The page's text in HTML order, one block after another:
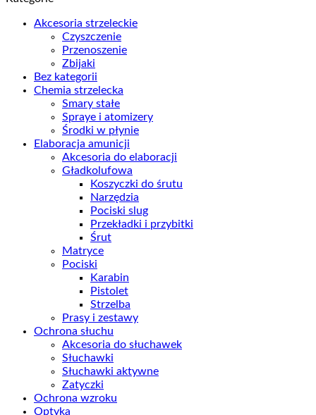
Akcesoria strzeleckie
Czyszczenie
Przenoszenie
Zbijaki
Bez kategorii
Chemia strzelecka
Smary stałe
Spraye i atomizery
Środki w płynie
Elaboracja amunicji
Akcesoria do elaboracji
Gładkolufowa
Koszyczki do śrutu
Narzędzia
Pociski slug
Przekładki i przybitki
Śrut
Matryce
Pociski
Karabin
Pistolet
Strzelba
Prasy i zestawy
Ochrona słuchu
Akcesoria do słuchawek
Słuchawki
Słuchawki aktywne
Zatyczki
Ochrona wzroku
Optyka